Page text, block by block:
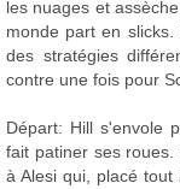
les nuages et
monde part en
des stratégies
contre une fois pour
Départ: Hill s'envole
fait patiner ses
à Alesi qui, placé